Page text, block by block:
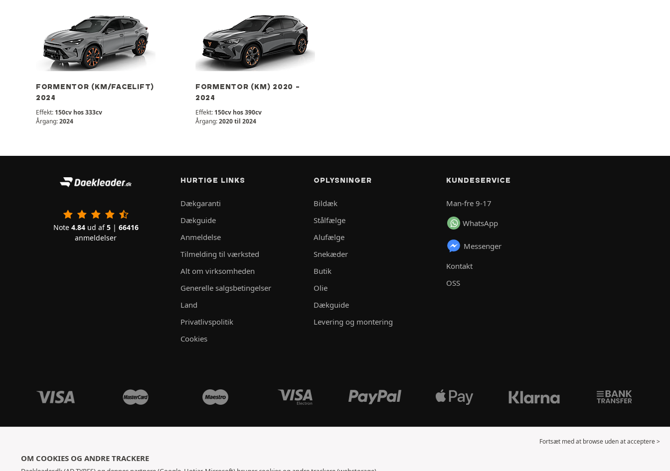
FORMENTOR (KM/FACELIFT)
2024
Effekt: 150cv hos 333cv
Årgang:2024
FORMENTOR (KM) 2020 -
2024
Effekt: 150cv hos 390cv
Årgang:2020 til 2024
Note 4.84ud af5| 66416
anmeldelser
HURTIGE LINKS
Dækgaranti
Dækguide
Anmeldelse
Tilmelding til værksted
Alt om virksomheden
Generelle salgsbetingelser
Land
Privatlivspolitik
Cookies
OPLYSNINGER
Bildæk
Stålfælge
Alufælge
Snekæder
Butik
Olie
Dækguide
Levering og montering
KUNDESERVICE
Man-fre 9-17
WhatsApp
Messenger
Kontakt
OSS
Fortsæt med at browse uden at acceptere >
OM COOKIES OG ANDRE TRACKERE